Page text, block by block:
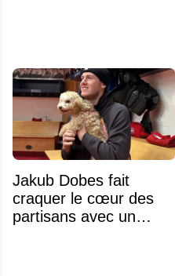
Jakub Dobes fait
craquer le cœur des
partisans avec un